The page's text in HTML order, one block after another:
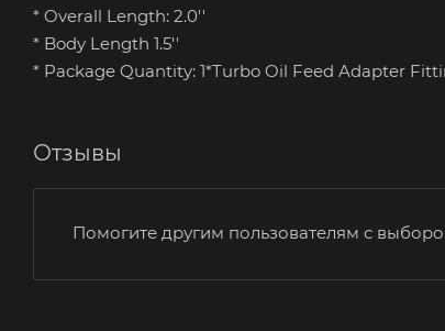
* Overall Length: 2.0''
* Body Length 1.5''
* Package Quantity: 1*Turbo Oil Feed Adapter
Отзывы
Помогите другим пользователям с